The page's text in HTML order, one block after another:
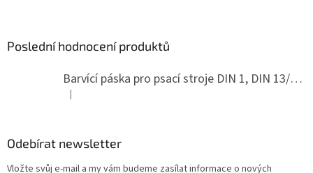
Poslední hodnocení produktů
Barvící páska pro psací stroje DIN 1, DIN 13/10, LAND, PA červenočerná
Hodnocení produktu je 5 z 5 hvězdiček.
|
Odebírat newsletter
Vložte svůj e-mail a my vám budeme zasílat informace o nových